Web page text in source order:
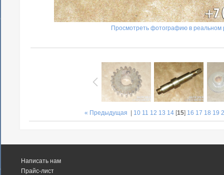
Просмотреть фотографию в реальном
« Предыдущая 10 11 12 13 14 [15] 16 17 18 19
Написать нам
Прайс-лист